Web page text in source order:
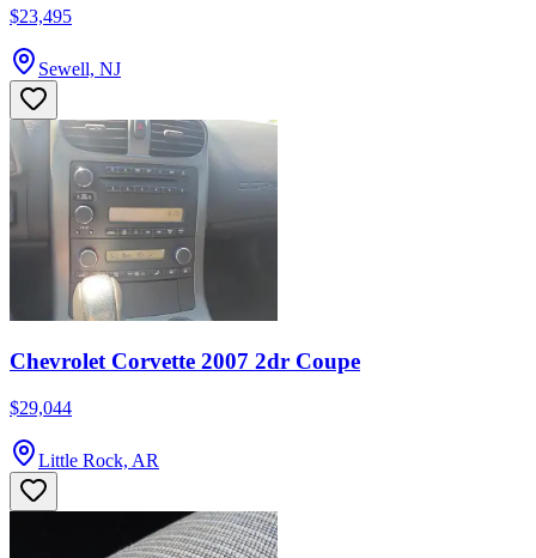
$23,495
Sewell, NJ
Chevrolet Corvette 2007 2dr Coupe
$29,044
Little Rock, AR